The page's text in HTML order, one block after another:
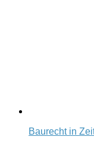
Baurecht in